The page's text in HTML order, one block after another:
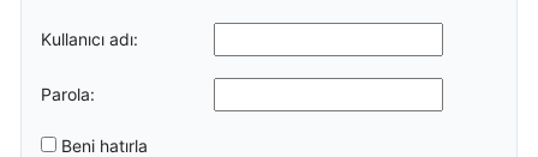
Kullanıcı adı:
Parola:
Beni hatırla